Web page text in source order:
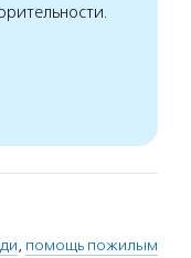
, помощь пожилым